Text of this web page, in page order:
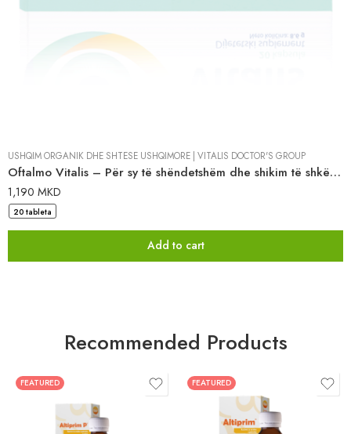
USHQIM ORGANIK DHE SHTESË USHQIMORE VITALIS DOCTOR'S GROUP
Oftalmo Vitalis – Për sy të shëndetshëm dhe shikim të shkëlqyeshëm
1,190 MKD
20 tableta
Add to cart
Recommended Products
FEATURED FEATURED